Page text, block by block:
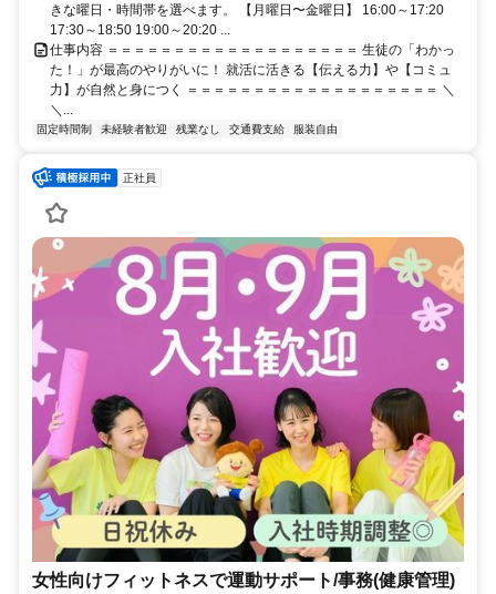
きな曜日・時間帯を選べます。 【月曜日〜金曜日】 16:00～17:20
17:30～18:50 19:00～20:20 ...
仕事内容 ＝＝＝＝＝＝＝＝＝＝＝＝＝＝＝＝＝＝＝ 生徒の「わかっ
た！」が最高のやりがいに！ 就活に活きる【伝える力】や【コミュ
力】が自然と身につく ＝＝＝＝＝＝＝＝＝＝＝＝＝＝＝＝＝＝＝ ＼
＼...
固定時間制 未経験者歓迎 残業なし 交通費支給 服装自由
正社員
女性向けフィットネスで運動サポート/事務(健康管理)